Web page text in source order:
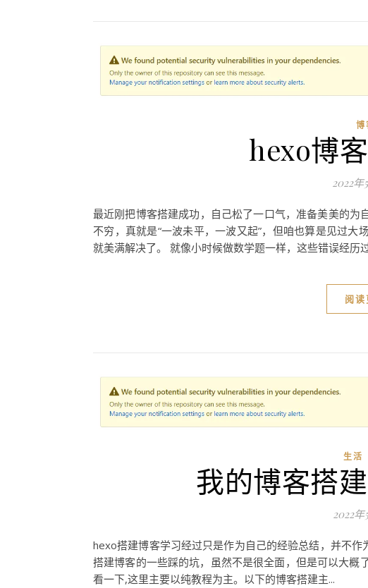
博
hexo博
2022年
最近刚把博客搭建成功，自己松了一口气，准备美美的
不穷，真就是“一波未平，一波又起”，但咱也算是见过
就美满解决了。 就像小时候做数学题一样，这些错误经历
阅读
生活
我的博客搭
2022年
hexo搭建博客学习经过只是作为自己的经验总结，并不
搭建博客的一些踩的坑，虽然不是很全面，但是可以大
看一下,这里主要以纯教程为主。以下的博客搭建主...